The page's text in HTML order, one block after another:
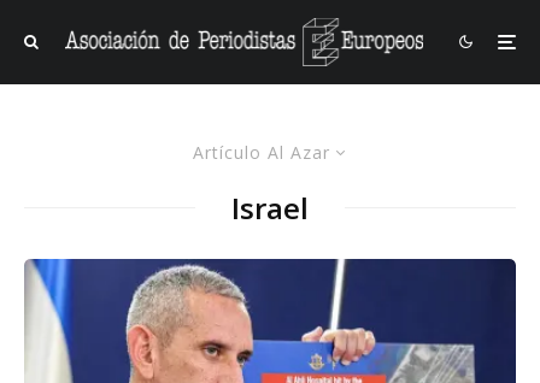
Artículo Al Azar
Israel